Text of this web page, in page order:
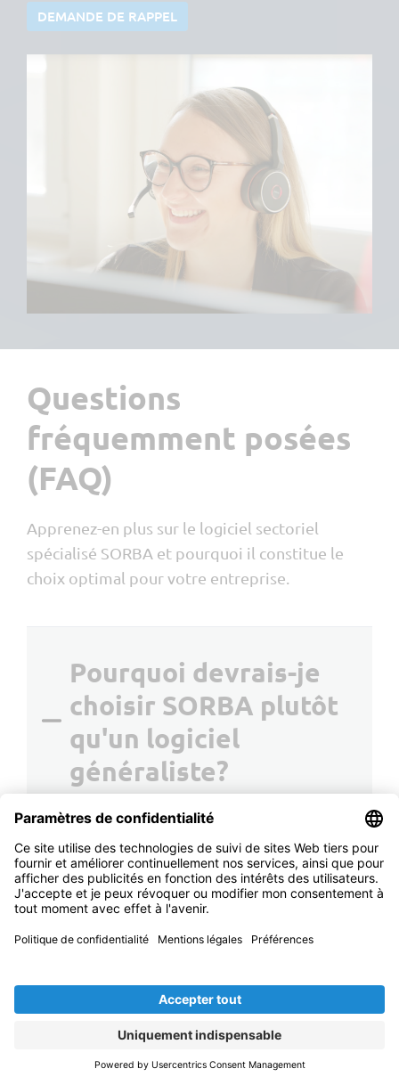
DEMANDE DE RAPPEL
Questions
fréquemment posées
(FAQ)
Apprenez-en plus sur le logiciel sectoriel
spécialisé SORBA et pourquoi il constitue le
choix optimal pour votre entreprise.
Pourquoi devrais-je
choisir SORBA plutôt
qu'un logiciel
généraliste?
Parce que SORBA est plus qu'un
logiciel, c'est la numérisation au service
de la prosperité de votre entreprise!
Spécialement conçu pour le domaine
du bâtiment, notre logiciel tient
compte des exigences uniques et des
construction, comme par exemple les
calculs spécifiques à la branche ou
l'interface SIA451, ce qui permet
d'obtenir des processus plus efficaces